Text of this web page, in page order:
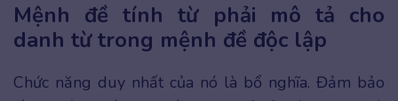
Mệnh đề tính từ phải mô tả cho
danh từ trong mệnh đề độc lập
Chức năng duy nhất của nó là bổ nghĩa. Đảm bảo